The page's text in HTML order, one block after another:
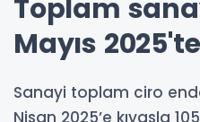
Toplam
Mayıs
Sanayi toplam ciro
Nisan 2025’e kıyasla